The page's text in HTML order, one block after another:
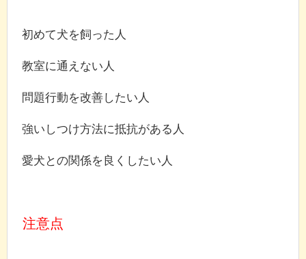
初めて犬を飼った人
教室に通えない人
問題行動を改善したい人
強いしつけ方法に抵抗がある人
愛犬との関係を良くしたい人
注意点